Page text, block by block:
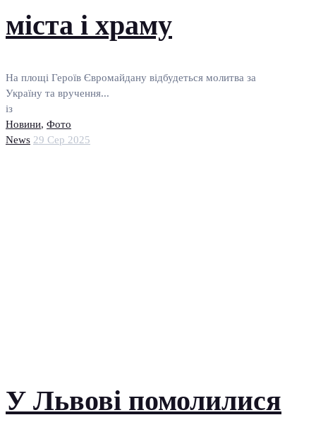
міста і храму
На площі Героїв Євромайдану відбудеться молитва за
Україну та вручення...
із
Новини, Фото
News 29 Сер 2025
У Львові помолилися